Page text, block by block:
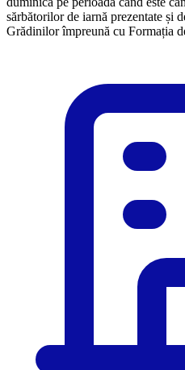
sărbătorilor de iarnă prezentate și
Grădinilor împreună cu Formația